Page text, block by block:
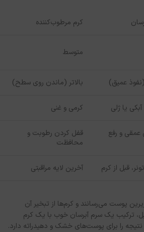
کرم مرطوب‌کننده
متوسط
(نفوذ عمیق) بالاتر (ماندن روی سطح)
یا ژلی کرمی و غنی
عمقی و رفع
قفل کردن رطوبت و
محافظت
قبل از کرم آخرین لایه مراقبتی
پوست می‌رسانند و کرم‌ها از تبخیر آن
ترکیب یک سرم آبرسان خوب با یک کرم
را برای پوست‌های خشک و دهیدراته دارد.